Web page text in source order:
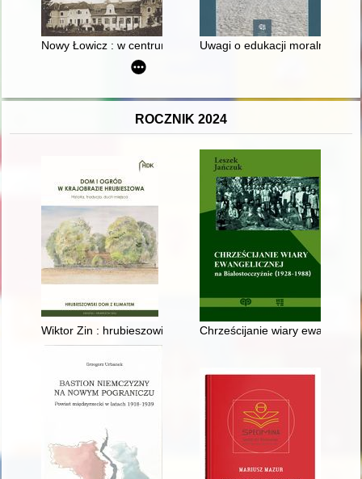
Nowy Łowicz : w centrum poligonu drawskiego od
Uwagi o edukacji moralnej
ROCZNIK 2024
Wiktor Zin : hrubieszowianin i profesor Wydziału Architektury
Chrześcijanie wiary